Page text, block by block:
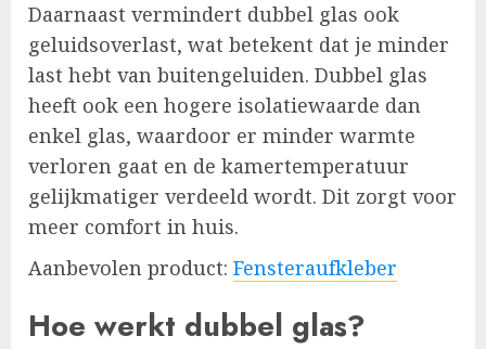
Daarnaast vermindert dubbel glas ook
geluidsoverlast, wat betekent dat je minder
last hebt van buitengeluiden. Dubbel glas
heeft ook een hogere isolatiewaarde dan
enkel glas, waardoor er minder warmte
verloren gaat en de kamertemperatuur
gelijkmatiger verdeeld wordt. Dit zorgt voor
meer comfort in huis.
Aanbevolen product: Fensteraufkleber
Hoe werkt dubbel glas?